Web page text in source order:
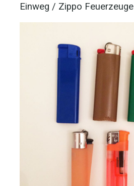
Einweg / Zippo Feuerzeuge